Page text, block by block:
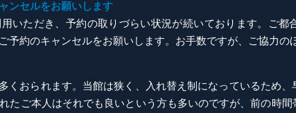
ンセルをお願いします
いただき、予約の取りづらい状況が続いております。ご都
予約のキャンセルをお願いします。お手数ですが、ご協力の
くおられます。当館は狭く、入れ替え制になっているため
たご本人はそれでも良いという方も多いのですが、前の時